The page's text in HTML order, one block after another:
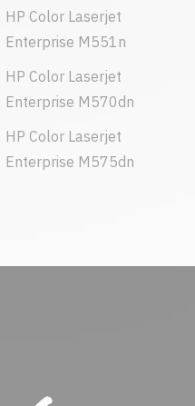
HP Color Laserjet
Enterprise M551n
HP Color Laserjet
Enterprise M570dn
HP Color Laserjet
Enterprise M575dn